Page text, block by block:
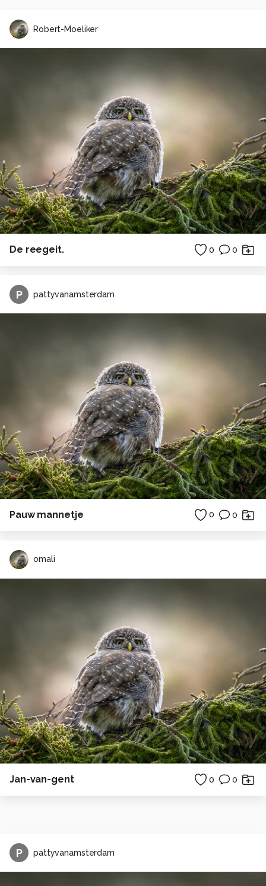
Robert-Moeliker
De reegeit. 0 0
P pattyvanamsterdam
Pauw mannetje 0 0
omali
Jan-van-gent 0 0
P pattyvanamsterdam